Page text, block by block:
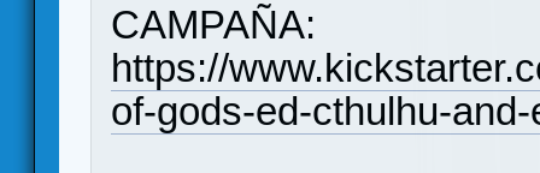
CAMPAÑA:
https://
of-gods-ed-cthulhu-